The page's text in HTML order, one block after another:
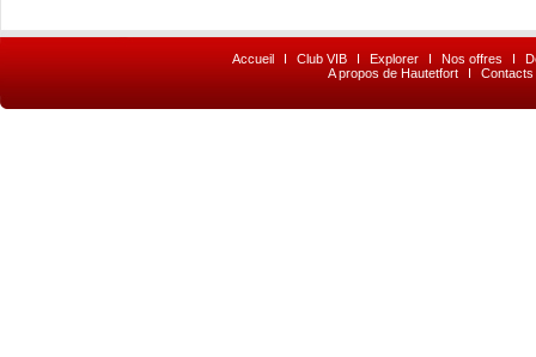
Accueil I Club VIB I Explorer I Nos offres I
A propos de Hautetfort
I Contacts